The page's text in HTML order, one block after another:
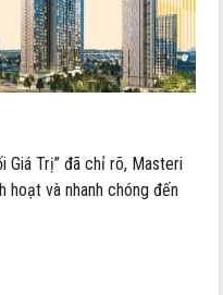
Giá Trị” đã chỉ rõ, Masteri
hoạt và nhanh chóng đến